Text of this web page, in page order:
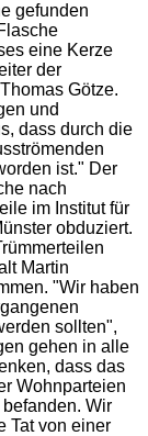
gefunden
eine Kerze
der
Götze.
und
dass durch die
ist." Der
nach
im Institut für
obduziert.
Martin
"Wir haben
sollten",
gehen in alle
dass das
Wohnparteien
Wir
Tat von einer